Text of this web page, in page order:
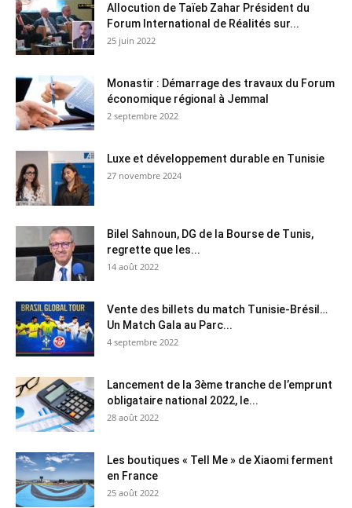
Allocution de Taïeb Zahar Président du
Forum International de Réalités sur...
25 juin 2022
Monastir : Démarrage des travaux du Forum
économique régional à Jemmal
2 septembre 2022
Luxe et développement durable en Tunisie
27 novembre 2024
Bilel Sahnoun, DG de la Bourse de Tunis,
regrette que les...
14 août 2022
Vente des billets du match Tunisie-Brésil…
Un Match Gala au Parc...
4 septembre 2022
Lancement de la 3ème tranche de l’emprunt
obligataire national 2022, le...
28 août 2022
Les boutiques « Tell Me » de Xiaomi ferment
en France
25 août 2022